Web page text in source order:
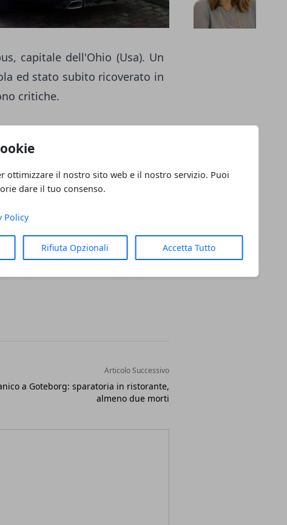
ottimizzare il nostro sito web e il nostro servizio. Puoi
dare il tuo consenso.
Policy
Rifiuta Opzionali Accetta Tutto
capitale dell'Ohio (Usa). Un
ed stato subito ricoverato in
critiche.
adAtcheson, zona est
i poliziotti, sarebbe stata
attualmente, è ricoverata al
vicenda.
Articolo Successivo
a Goteborg: sparatoria in ristorante,
almeno due morti